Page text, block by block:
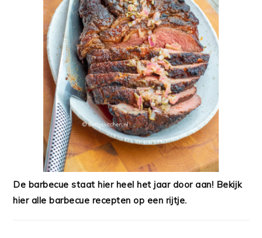
De barbecue staat hier heel het jaar door aan! Bekijk
hier alle barbecue recepten op een rijtje.